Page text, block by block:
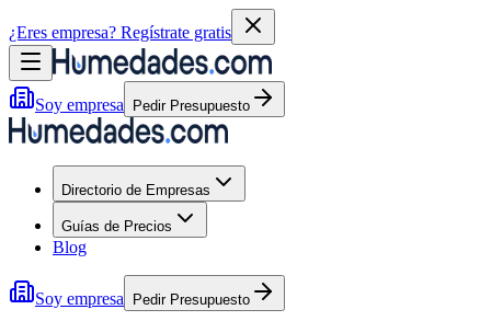
¿Eres empresa? Regístrate gratis
Soy empresa Pedir Presupuesto
Directorio de Empresas
Guías de Precios
Blog
Soy empresa Pedir Presupuesto